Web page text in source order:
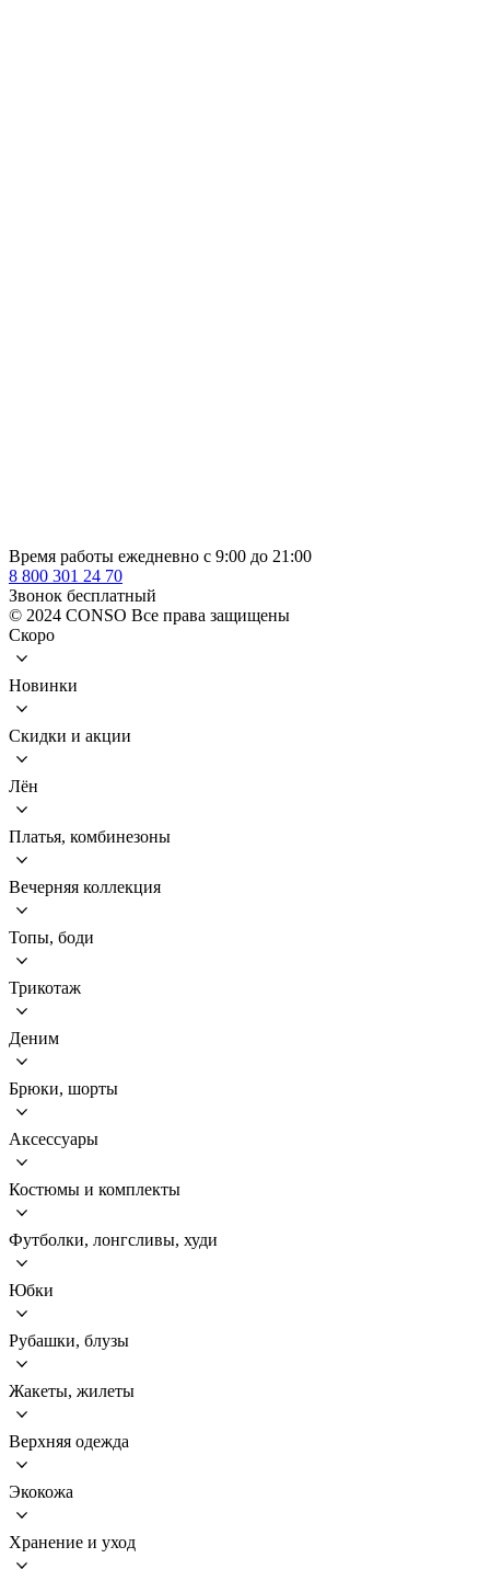
Время работы ежедневно с 9:00 до 21:00
8 800 301 24 70
Звонок бесплатный
© 2024 CONSO Все права защищены
Скоро
Новинки
Скидки и акции
Лён
Платья, комбинезоны
Вечерняя коллекция
Топы, боди
Трикотаж
Деним
Брюки, шорты
Аксессуары
Костюмы и комплекты
Футболки, лонгсливы, худи
Юбки
Рубашки, блузы
Жакеты, жилеты
Верхняя одежда
Экокожа
Хранение и уход